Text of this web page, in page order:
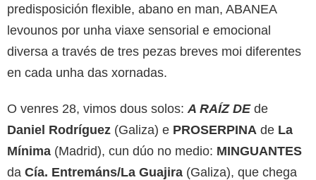
predisposición flexible, abano en man, ABANEA
levounos por unha viaxe sensorial e emocional
diversa a través de tres pezas breves moi diferentes
en cada unha das xornadas.
O venres 28, vimos dous solos: A RAÍZ DEde
Daniel Rodríguez (Galiza) e PROSERPINA de La
Mínima (Madrid), cun dúo no medio: MINGUANTES
da Cía. Entremáns/La Guajira (Galiza), que chega